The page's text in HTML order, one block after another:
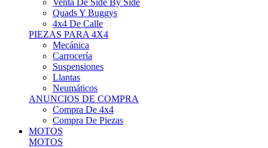
4x4 De Calle
PIEZAS PARA 4X4
Mecánica
Carrocería
Suspensiones
Llantas
Neumáticos
ANUNCIOS DE COMPRA
Compra De 4x4
Compra De Piezas
MOTOS
MOTOS
Motos De Circuito